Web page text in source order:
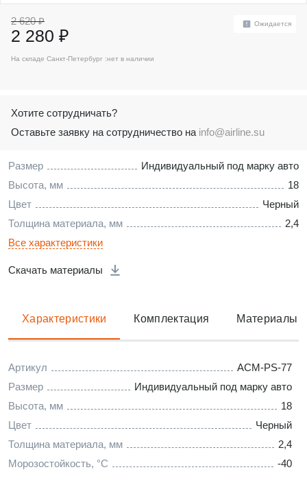
Размер
Индивидуальный под марку авто
Высота, мм
18
Цвет
Черный
Толщина материала, мм
2,4
Все характеристики
Скачать материалы
2 620 ₽
2 280 ₽
Ожидается
На складе Санкт-Петербург :нет в наличии
Хотите сотрудничать?
Оставьте заявку на сотрудничество на info@airline.su
Характеристики Комплектация Материалы
Артикул
ACM-PS-77
Размер
Индивидуальный под марку авто
Высота, мм
18
Цвет
Черный
Толщина материала, мм
2,4
Морозостойкость, °C
-40